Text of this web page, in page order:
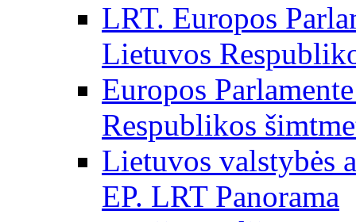
LRT. Europos
Lietuvos
Europos
Respublikos
Lietuvos valstybės
EP. LRT Panorama